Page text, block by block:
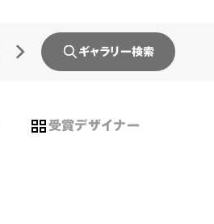
1999 1998 19971996 19951994
ギャラリー検索
受賞デザイナー